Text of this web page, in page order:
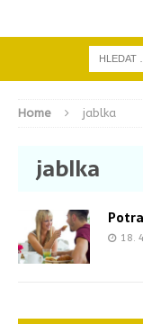
Home jablka
jablka
18.